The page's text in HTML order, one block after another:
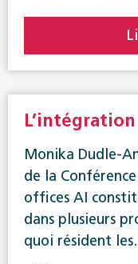
Monika Dudle-
de la
offices AI
dans plusieurs
quoi résident